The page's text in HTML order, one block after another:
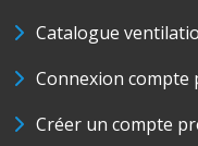
Catalogue
Connexion compte
Créer un compte